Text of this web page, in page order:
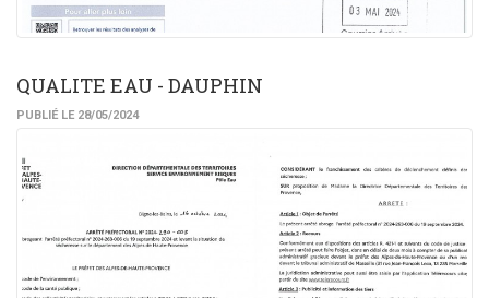
QUALITE EAU - DAUPHIN
PUBLIÉ LE 28/05/2024